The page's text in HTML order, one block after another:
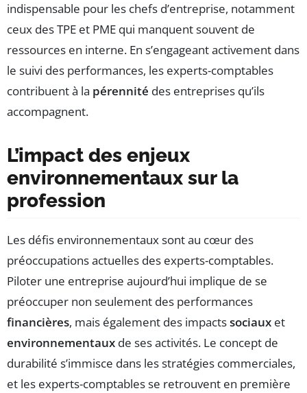
indispensable pour les chefs d’entreprise, notamment
ceux des TPE et PME qui manquent souvent de
ressources en interne. En s’engageant activement dans
le suivi des performances, les experts-comptables
contribuent à la pérennité des entreprises qu’ils
accompagnent.
L’impact des enjeux
environnementaux sur la
profession
Les défis environnementaux sont au cœur des
préoccupations actuelles des experts-comptables.
Piloter une entreprise aujourd’hui implique de se
préoccuper non seulement des performances
financières, mais également des impactssociaux et
environnementaux de ses activités. Le concept de
durabilité s’immisce dans les stratégies commerciales,
et les experts-comptables se retrouvent en première